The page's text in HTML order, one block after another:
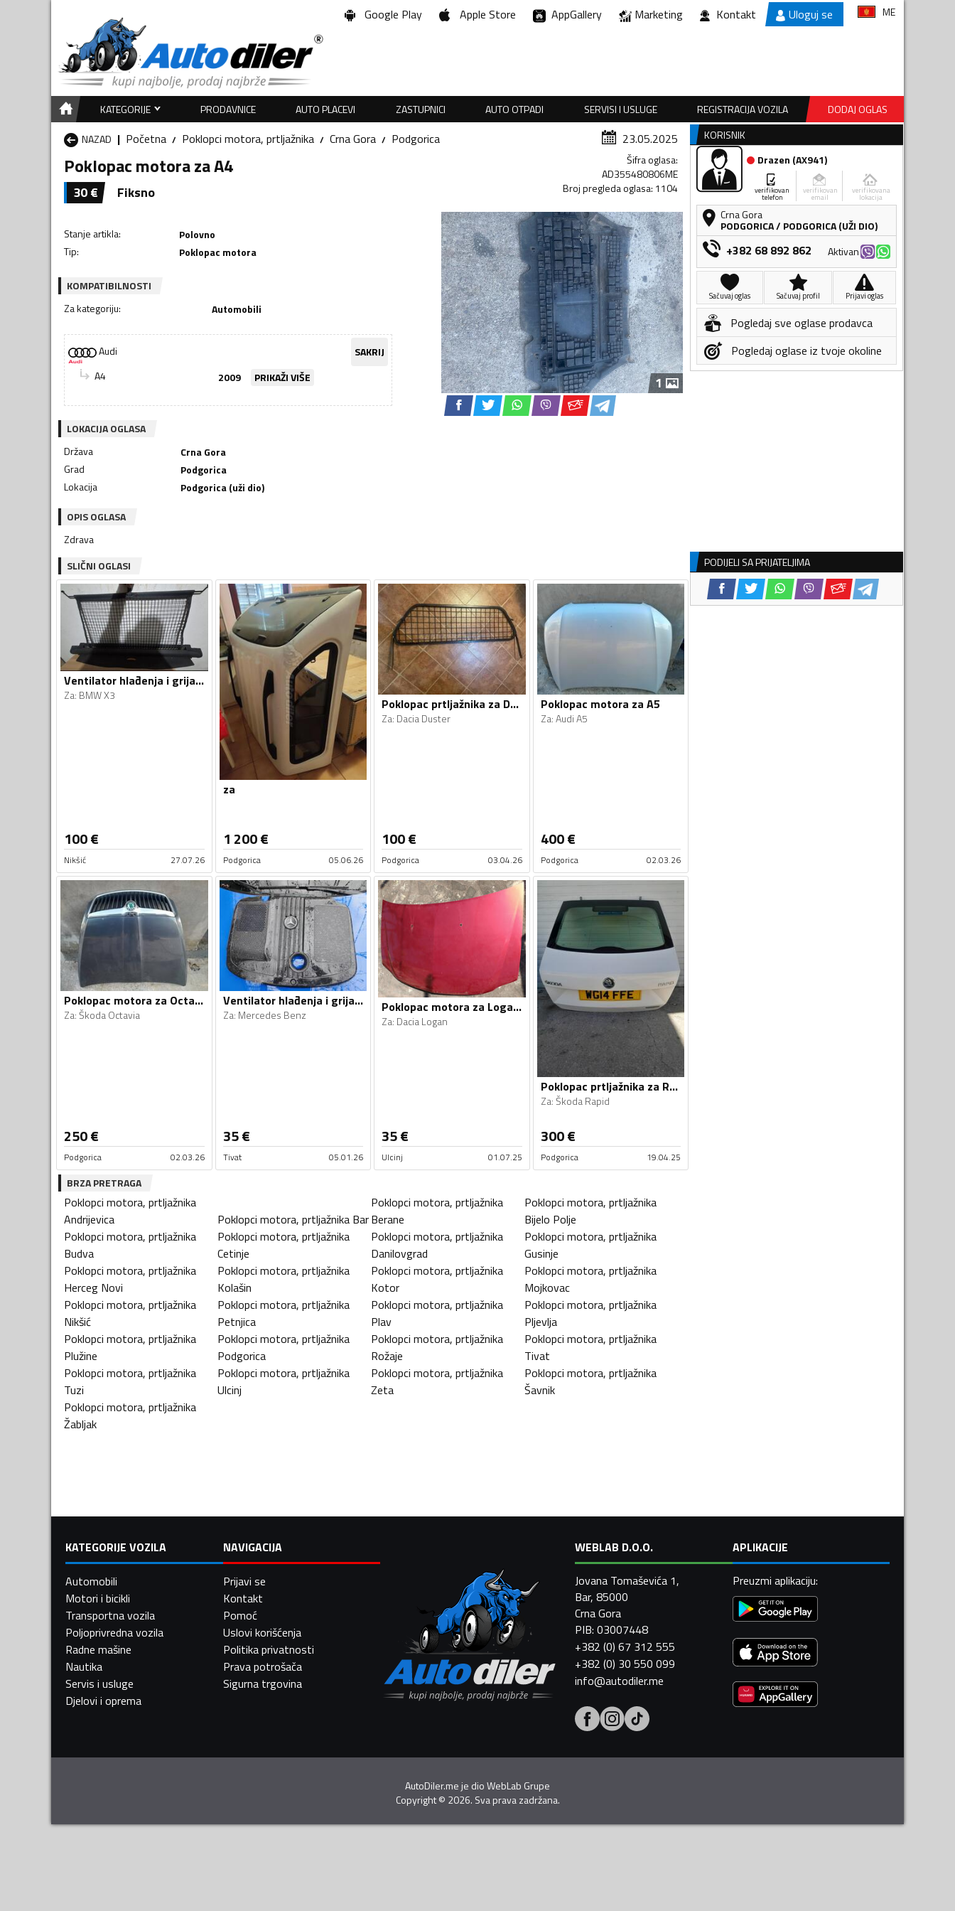
Google Play Apple Store AppGallery Marketing Kontakt Uloguj se ME
KATEGORIJE PRODAVNICE AUTO PLACEVI ZASTUPNICI AUTO OTPADI SERVISI I USLUGE REGISTRACIJA VOZILA
DODAJ OGLAS
NAZAD
Početna Poklopci motora, prtljažnika Crna Gora Podgorica 23.05.2025
Poklopac motora za A4
30€ Fiksno
Šifra oglasa:
AD355480806ME
Broj pregleda oglasa: 1104
Stanje artikla:
Polovno
Tip: Poklopac motora
KOMPATIBILNOSTI
Za kategoriju: Automobili
Audi
SAKRIJ
A4
2009 PRIKAŽI VIŠE 1
LOKACIJA OGLASA
Država
Crna Gora
Grad
Podgorica
Lokacija
Podgorica (uži dio)
OPIS OGLASA
Zdrava
SLIČNI OGLASI
Ventilator hlađenja i grijanja za X3
Za: BMW X3
100€
Nikšić 27.07.26
za
1 200€
Podgorica 05.06.26
Poklopac prtljažnika za Duster
Za: Dacia Duster
100€
Podgorica 03.04.26
Poklopac motora za A5
Za:Audi A5
400€
Podgorica 02.03.26
Poklopac motora za Octavia
Za:Škoda Octavia
250€
Podgorica 02.03.26
Ventilator hlađenja i grijanja za
Za: Mercedes Benz
35€
Tivat 05.01.26
Poklopac motora za Logan, Logan
Za: Dacia Logan
35€
Ulcinj 01.07.25
Poklopac prtljažnika za Rapid
Za:Škoda Rapid
300€
Podgorica 19.04.25
BRZA PRETRAGA
Poklopci motora, prtljažnika
Andrijevica
Poklopci motora, prtljažnika Bar
Poklopci motora, prtljažnika
Berane
Poklopci motora, prtljažnika
Bijelo Polje
Poklopci motora, prtljažnika
Budva
Poklopci motora, prtljažnika
Cetinje
Poklopci motora, prtljažnika
Danilovgrad
Poklopci motora, prtljažnika
Gusinje
Poklopci motora, prtljažnika
Herceg Novi
Poklopci motora, prtljažnika
Kolašin
Poklopci motora, prtljažnika
Kotor
Poklopci motora, prtljažnika
Mojkovac
Poklopci motora, prtljažnika
Nikšić
Poklopci motora, prtljažnika
Petnjica
Poklopci motora, prtljažnika
Plav
Poklopci motora, prtljažnika
Pljevlja
Poklopci motora, prtljažnika
Plužine
Poklopci motora, prtljažnika
Podgorica
Poklopci motora, prtljažnika
Rožaje
Poklopci motora, prtljažnika
Tivat
Poklopci motora, prtljažnika
Tuzi
Poklopci motora, prtljažnika
Ulcinj
Poklopci motora, prtljažnika
Zeta
Poklopci motora, prtljažnika
Šavnik
Poklopci motora, prtljažnika
Žabljak
KORISNIK
Drazen (AX941)
verifikovan
telefon
verifikovan
email
verifikovana
lokacija
Crna Gora
PODGORICA/ PODGORICA (UŽI DIO)
+382 68 892 862 Aktivan
Sačuvaj oglas Sačuvaj profil Prijavi oglas
Pogledaj sve oglase prodavca
Pogledaj oglase iz tvoje okoline
PODIJELI SA PRIJATELJIMA
KATEGORIJE VOZILA
Automobili
Motori i bicikli
Transportna vozila
Poljoprivredna vozila
Radne mašine
Nautika
Servis i usluge
Djelovi i oprema
NAVIGACIJA
Prijavi se
Kontakt
Pomoć
Uslovi korišćenja
Politika privatnosti
Prava potrošača
Sigurna trgovina
WEBLAB D.O.O.
Jovana Tomaševića 1,
Bar, 85000
Crna Gora
PIB: 03007448
+382 (0) 67 312 555
+382 (0) 30 550 099
info@autodiler.me
APLIKACIJE
Preuzmi aplikaciju:
AutoDiler.me je dioWebLab Grupe
Copyright© 2026. Sva prava zadržana.